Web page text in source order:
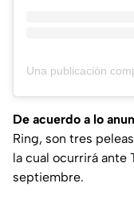
Una publicación
De acuerdo a lo
Ring, son tres
la cual ocurrirá ante
septiembre.